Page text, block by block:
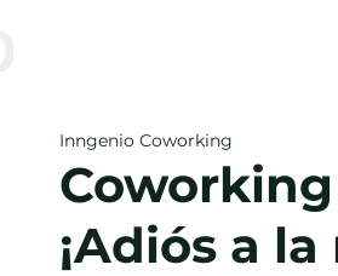
¡Adiós a
Inngenio Coworking